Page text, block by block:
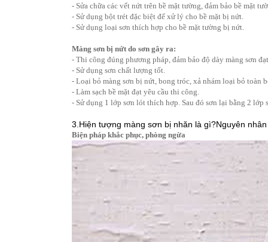
- Sửa chữa các vết nứt trên bề mặt tường, đảm bảo bề mặt
- Sử dụng bột trét đặc biệt để xử lý cho bề mặt bị nứt.
- Sử dụng loại sơn thích hợp cho bề mặt tường bị nứt.
Màng sơn bị nứt do sơn gây ra:
- Thi công đúng phương pháp, đảm bảo độ dày màng sơn
- Sử dụng sơn chất lượng tốt.
- Loại bỏ màng sơn bị nứt, bong tróc, xả nhám loại bỏ toàn
- Làm sạch bề mặt đạt yêu cầu thi công.
- Sử dụng 1 lớp sơn lót thích hợp. Sau đó sơn lại bằng 2 lớp
3.Hiện tượng màng sơn bị nhăn là gì?Nguyên
Biện pháp khắc phục, phòng ngừa